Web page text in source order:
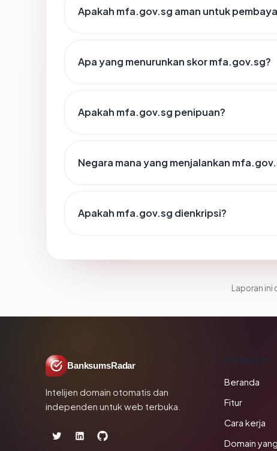
Apakah mfa.gov.sg aman untuk
Apa yang menurunkan skor mfa.gov.sg?
Apakah mfa.gov.sg penipuan?
Negara mana yang menjalankan
Apakah mfa.gov.sg dienkripsi?
Laporan ini
BanksumsRadar
Intelijen domain otomatis dan
independen untuk web terbuka.
Beranda
Fitur
Cara kerja
Domain